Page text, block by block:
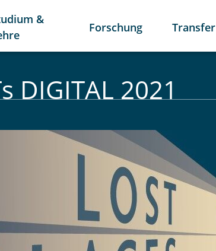
&
Forschung Transfer
DIGITAL 2021